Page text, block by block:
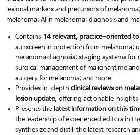
lesional markers and precursors of
melanoma; AI in melanoma: diagnosis and
Contains 14 relevant, practice-oriented
sunscreen in protection from melanoma;
melanoma diagnosis; staging systems for
surgical management of malignant
surgery for melanoma; and more
Provides in-depthclinical reviews on
lesion update,offering actionable insights
Presents the latest information on this
the leadership of experienced editors in
synthesize and distill the latest research